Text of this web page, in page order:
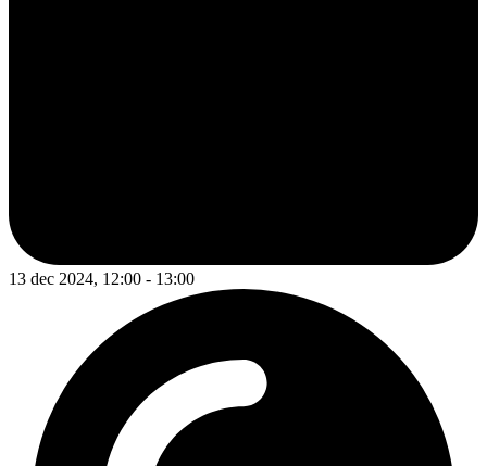
13 dec 2024, 12:00 - 13:00